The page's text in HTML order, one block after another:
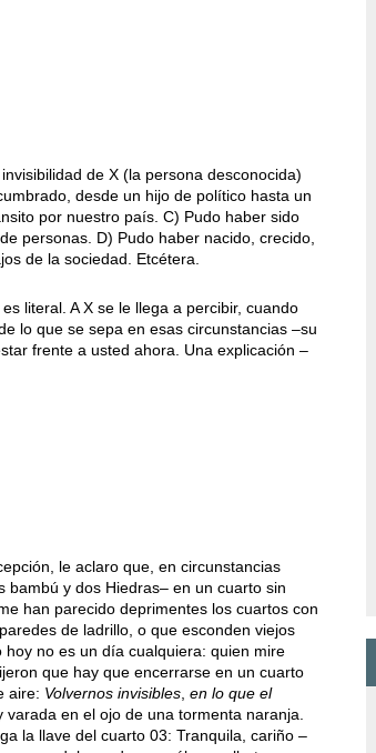
de X (la persona desconocida)
desde un hijo de político hasta un
por nuestro país. C) Pudo haber sido
personas. D) Pudo haber nacido, crecido,
de la sociedad. Etcétera.
literal. A X se le llega a percibir, cuando
lo que se sepa en esas circunstancias –su
frente a usted ahora. Una explicación –
le aclaro que, en circunstancias
y dos Hiedras– en un cuarto sin
han parecido deprimentes los cuartos con
de ladrillo, o que esconden viejos
no es un día cualquiera: quien mire
que hay que encerrarse en un cuarto
aire: Volvernos invisibles en lo que el
varada en el ojo de una tormenta naranja.
la llave del cuarto 03: Tranquila, cariño –